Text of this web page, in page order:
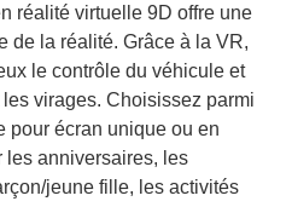
réalité virtuelle 9D offre une
de la réalité. Grâce à la VR,
le contrôle du véhicule et
virages. Choisissez parmi
pour écran unique ou en
les anniversaires, les
jeune fille, les activités